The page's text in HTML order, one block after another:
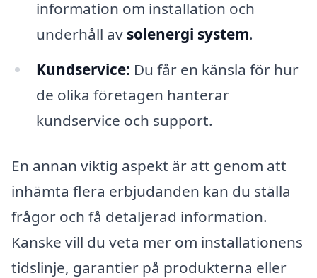
information om installation och
underhåll av solenergi system.
Kundservice: Du får en känsla för hur
de olika företagen hanterar
kundservice och support.
En annan viktig aspekt är att genom att
inhämta flera erbjudanden kan du ställa
frågor och få detaljerad information.
Kanske vill du veta mer om installationens
tidslinje, garantier på produkterna eller